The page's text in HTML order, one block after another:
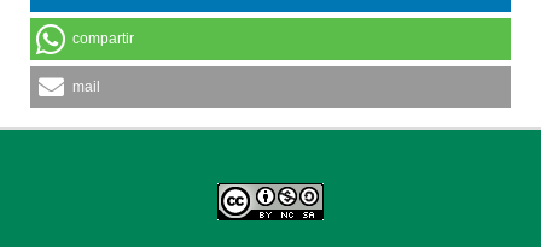
compartir
mail